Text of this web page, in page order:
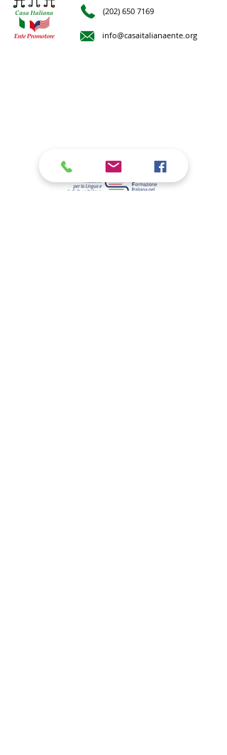
(202) 650 7169
info@casaitalianaente.org